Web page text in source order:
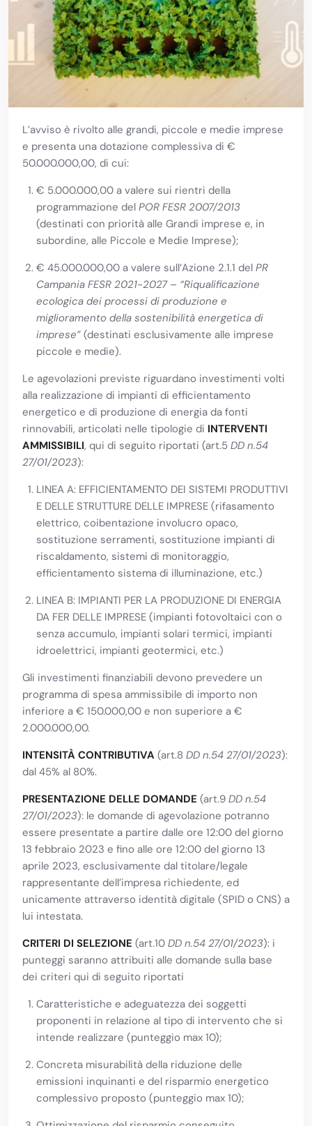
L’avviso è rivolto alle grandi, piccole e medie imprese
e presenta una dotazione complessiva di €
50.000.000,00, di cui:
€ 5.000.000,00 a valere sui rientri della
programmazione del POR FESR 2007/2013
(destinati con priorità alle Grandi imprese e, in
subordine, alle Piccole e Medie Imprese);
€ 45.000.000,00 a valere sull’Azione 2.1.1 del PR
Campania FESR 2021-2027– “Riqualificazione
ecologica dei processi di produzione e
miglioramento della sostenibilità energetica di
imprese” (destinati esclusivamente alle imprese
piccole e medie).
Le agevolazioni previste riguardano investimenti volti
alla realizzazione di impianti di efficientamento
energetico e di produzione di energia da fonti
rinnovabili, articolati nelle tipologie di INTERVENTI
AMMISSIBILI, qui di seguito riportati (art.5 DD n.54
27/01/2023):
LINEA A: EFFICIENTAMENTO DEI SISTEMI PRODUTTIVI
E DELLE STRUTTURE DELLE IMPRESE (rifasamento
elettrico, coibentazione involucro opaco,
sostituzione serramenti, sostituzione impianti di
riscaldamento, sistemi di monitoraggio,
efficientamento sistema di illuminazione, etc.)
LINEA B: IMPIANTI PER LA PRODUZIONE DI ENERGIA
DA FER DELLE IMPRESE (impianti fotovoltaici con o
senza accumulo, impianti solari termici, impianti
idroelettrici, impianti geotermici, etc.)
Gli investimenti finanziabili devono prevedere un
programma di spesa ammissibile di importo non
inferiore a € 150.000,00 e non superiore a €
2.000.000,00.
INTENSITÀ CONTRIBUTIVA (art.8 DD n.54 27/01/2023):
dal 45% al 80%.
PRESENTAZIONE DELLE DOMANDE (art.9 DD n.54
27/01/2023): le domande di agevolazione potranno
essere presentate a partire dalle ore 12:00 del giorno
13 febbraio 2023 e fino alle ore 12:00 del giorno 13
aprile 2023, esclusivamente dal titolare/legale
rappresentante dell’impresa richiedente, ed
unicamente attraverso identità digitale (SPID o CNS) a
lui intestata.
CRITERI DI SELEZIONE (art.10 DD n.54 27/01/2023): i
punteggi saranno attribuiti alle domande sulla base
dei criteri qui di seguito riportati
Caratteristiche e adeguatezza dei soggetti
proponenti in relazione al tipo di intervento che si
intende realizzare (punteggio max 10);
Concreta misurabilità della riduzione delle
emissioni inquinanti e del risparmio energetico
complessivo proposto (punteggio max 10);